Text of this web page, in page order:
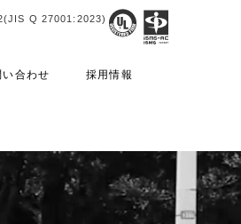
い合わせ 採用情報
Q 27001:2023)